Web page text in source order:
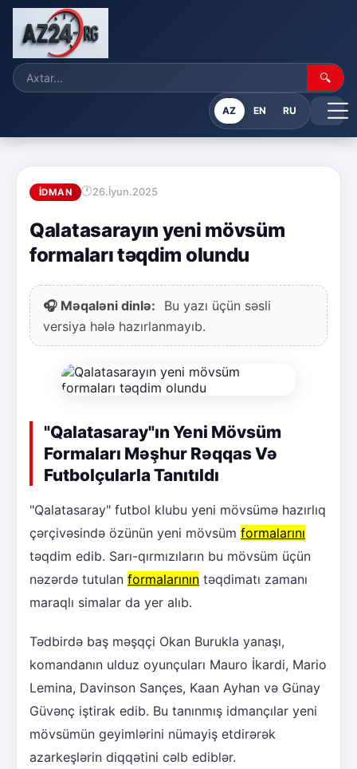
🔍
AZ EN RU
İDMAN 26.İyun.2025
Qalatasarayın yeni mövsüm
formaları təqdim olundu
🎧 Məqaləni dinlə:
Bu yazı üçün səsli
versiya hələ hazırlanmayıb.
"Qalatasaray"ın Yeni Mövsüm
Formaları Məşhur Rəqqas Və
Futbolçularla Tanıtıldı
"Qalatasaray" futbol klubu yeni mövsümə hazırlıq
çərçivəsində özünün yeni mövsüm formalarını
təqdim edib. Sarı-qırmızıların bu mövsüm üçün
nəzərdə tutulan formalarının təqdimatı zamanı
maraqlı simalar da yer alıb.
Tədbirdə baş məşqçi Okan Burukla yanaşı,
komandanın ulduz oyunçuları Mauro İkardi, Mario
Lemina, Davinson Sançes, Kaan Ayhan və Günay
Güvənç iştirak edib. Bu tanınmış idmançılar yeni
mövsümün geyimlərini nümayiş etdirərək
azarkeşlərin diqqətini cəlb ediblər.